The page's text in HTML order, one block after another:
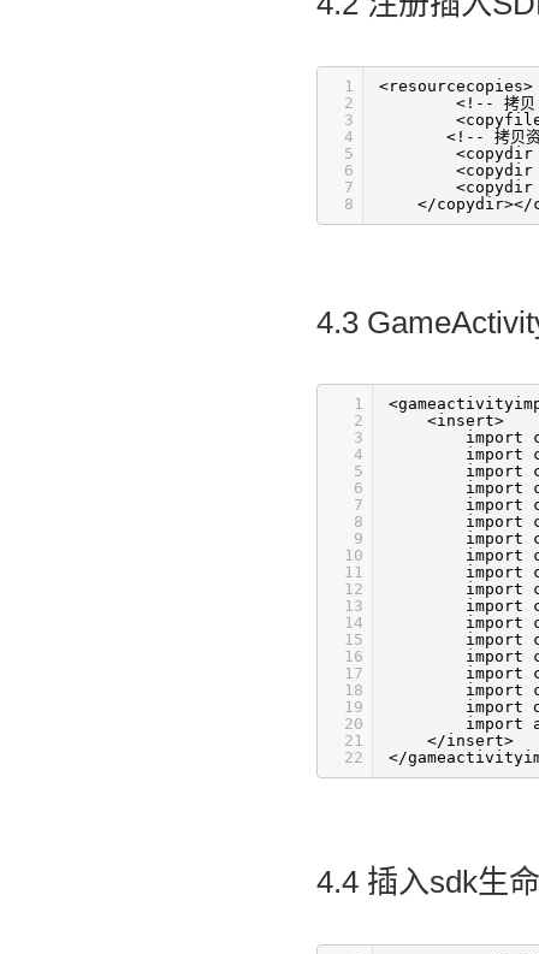
1
2
3
4
5
6
7
8
<resourcecopies>
<!-- 拷贝
<!-- 拷贝
<copydir
<copydir
<copydir
</copydir></
4.3
1
2
3
4
5
6
7
8
9
10
11
12
13
14
15
16
17
18
19
20
21
22
<insert>
import
import
import
import
import
import
import
import
import
import
import
import
import
import
import
import
import
import
</insert>
</
4.4 插入sdk生